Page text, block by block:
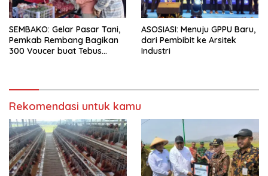
SEMBAKO: Gelar Pasar Tani,
Pemkab Rembang Bagikan
300 Voucer buat Tebus
ASOSIASI: Menuju GPPU Baru,
dari Pembibit ke Arsitek
Industri
Rekomendasi untuk kamu